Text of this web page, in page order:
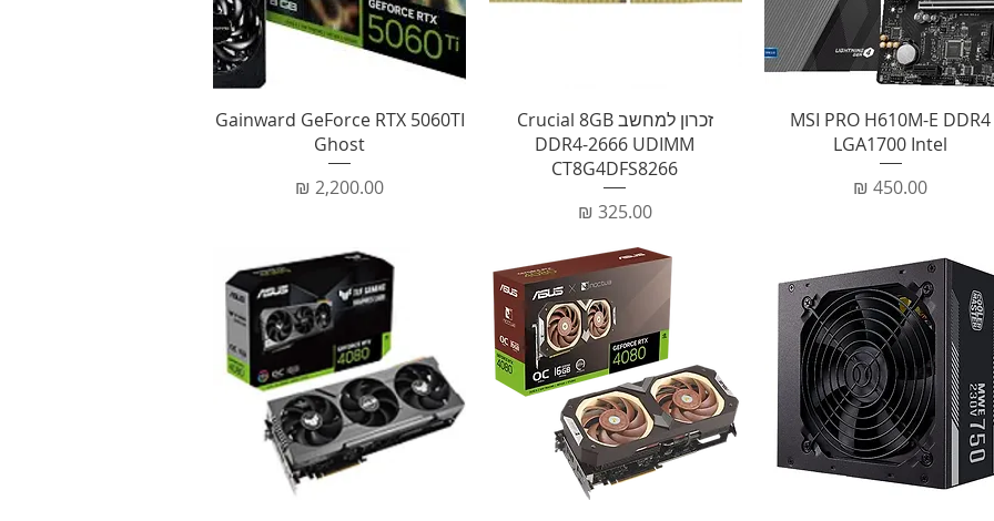
תצוגה מהירה
MSI PRO H610M-E DDR4
LGA1700 Intel
מחיר
תצוגה מהירהזכרון למחשב Crucial 8GB
DDR4-2666 UDIMM
CT8G4DFS8266
מחיר‏325.00 ‏₪
תצוגה מהירה
Gainward GeForce RTX 5060TI
Ghost
מחיר